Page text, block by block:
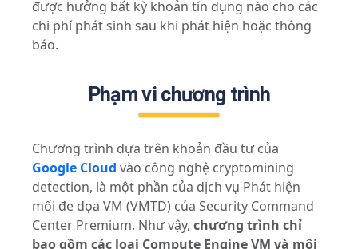
được hưởng bất kỳ khoản tín dụng nào cho các
chi phí phát sinh sau khi phát hiện hoặc thông
báo.
Phạm vi chương trình
Chương trình dựa trên khoản đầu tư của
Google Cloud vào công nghệ cryptomining
detection, là một phần của dịch vụ Phát hiện
mối đe dọa VM (VMTD) của Security Command
Center Premium. Như vậy,chương trình chỉ
bao gồm các loại Compute Engine VM và môi